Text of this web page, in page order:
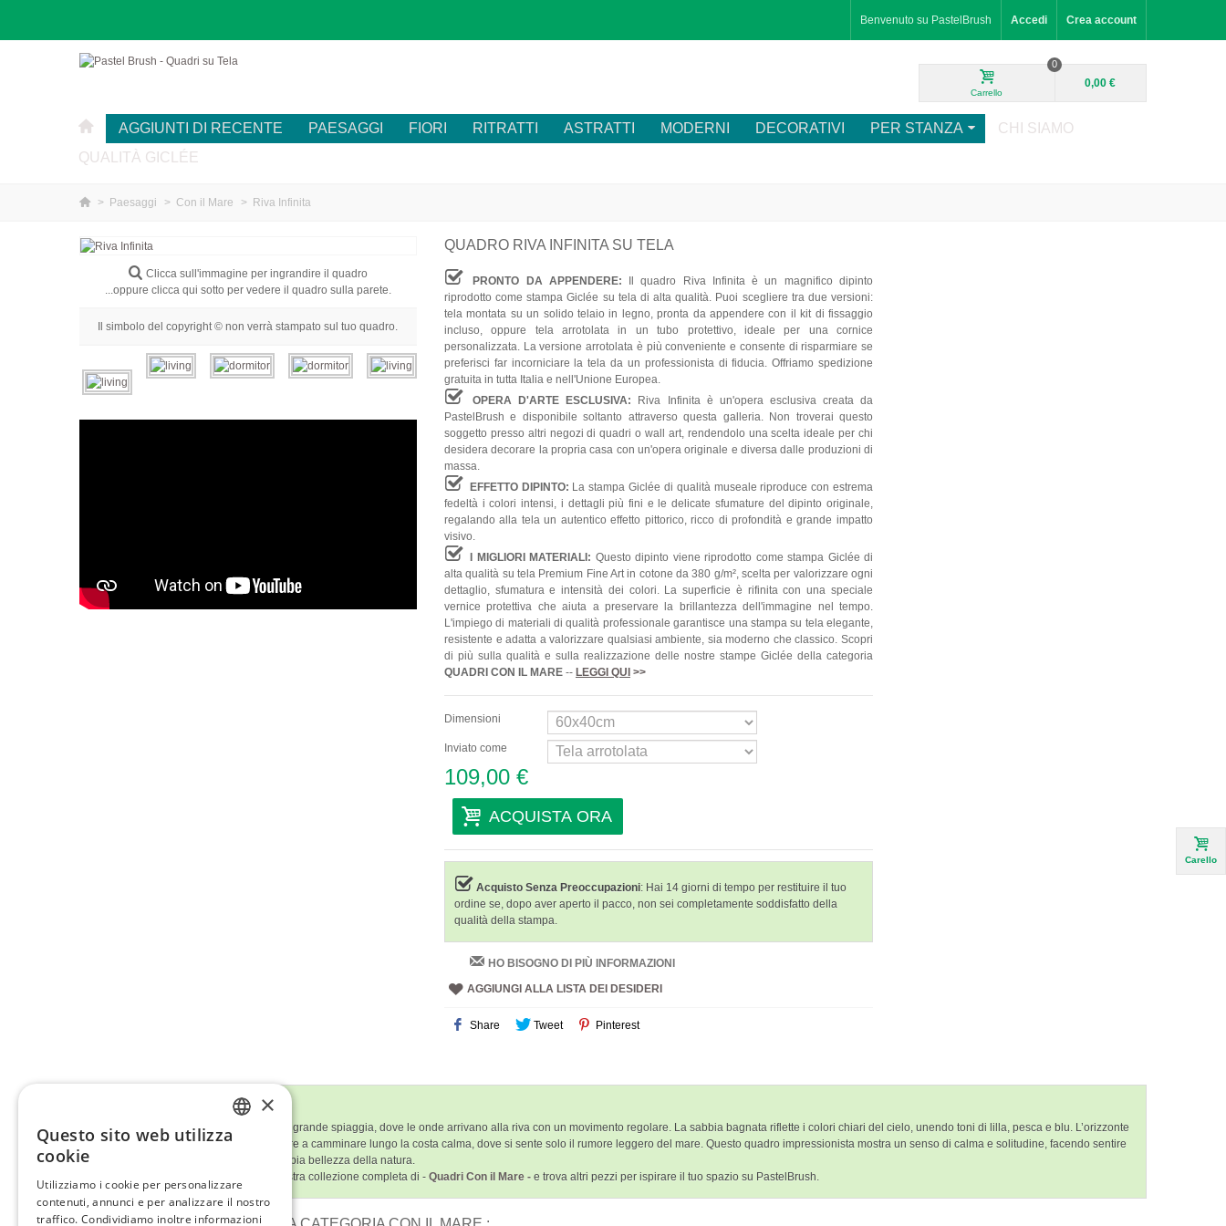
Benvenuto su PastelBrush Accedi Crea account
Carrello
0
0,00 €
AGGIUNTI DI RECENTE PAESAGGI FIORI RITRATTI ASTRATTI MODERNI DECORATIVI PER STANZA
CHI SIAMO
QUALITÀ GICLÉE
> Paesaggi > Con il Mare > Riva Infinita
Clicca sull'immagine per ingrandire il quadro
...oppure clicca qui sotto per vedere il quadro sulla parete.
Il simbolo del copyright © non verrà stampato sul tuo quadro.
QUADRO RIVA INFINITA SU TELA
PRONTO DA APPENDERE:
Il quadro Riva Infinita è un magnifico dipinto
riprodotto come stampa Giclée su tela di alta qualità. Puoi scegliere tra due versioni:
tela montata su un solido telaio in legno, pronta da appendere con il kit di fissaggio
incluso, oppure tela arrotolata in un tubo protettivo, ideale per una cornice
personalizzata. La versione arrotolata è più conveniente e consente di risparmiare se
preferisci far incorniciare la tela da un professionista di fiducia. Offriamo spedizione
gratuita in tutta Italia e nell'Unione Europea.
OPERA D'ARTE ESCLUSIVA:
Riva Infinita è un'opera esclusiva creata da
PastelBrush e disponibile soltanto attraverso questa galleria. Non troverai questo
soggetto presso altri negozi di quadri o wall art, rendendolo una scelta ideale per chi
desidera decorare la propria casa con un'opera originale e diversa dalle produzioni di
massa.
EFFETTO DIPINTO: La stampa Giclée di qualità museale riproduce con estrema
fedeltà i colori intensi, i dettagli più fini e le delicate sfumature del dipinto originale,
regalando alla tela un autentico effetto pittorico, ricco di profondità e grande impatto
visivo.
I MIGLIORI MATERIALI: Questo dipinto viene riprodotto come stampa Giclée di
alta qualità su tela Premium Fine Art in cotone da 380 g/m², scelta per valorizzare ogni
dettaglio, sfumatura e intensità dei colori. La superficie è rifinita con una speciale
vernice protettiva che aiuta a preservare la brillantezza dell'immagine nel tempo.
L'impiego di materiali di qualità professionale garantisce una stampa su tela elegante,
resistente e adatta a valorizzare qualsiasi ambiente, sia moderno che classico. Scopri
di più sulla qualità e sulla realizzazione delle nostre stampe Giclée della categoria
QUADRI CON IL MARE-- LEGGI QUI >>
Dimensioni
Inviato come
109,00 €
ACQUISTA ORA
Acquisto Senza Preoccupazioni: Hai 14 giorni di tempo per restituire il tuo
ordine se, dopo aver aperto il pacco, non sei completamente soddisfatto della
qualità della stampa.
HO BISOGNO DI PIÙ INFORMAZIONI
AGGIUNGI ALLA LISTA DEI DESIDERI
Share Tweet Pinterest
Le dune dorate scendono piano verso la grande spiaggia, dove le onde arrivano alla riva con un movimento regolare. La sabbia bagnata riflette i colori chiari del cielo, unendo toni di lilla, pesca e blu. L’orizzonte
sembra non finire mai e invita lo spettatore a camminare lungo la costa calma, dove si sente solo il rumore leggero del mare. Questo quadro impressionista mostra un senso di calma e solitudine, facendo sentire
chi guarda immerso nella semplice e ampia bellezza della natura.
? Scopri la nostra collezione completa di - Quadri Con il Mare - e trova altri pezzi per ispirare il tuo spazio su PastelBrush.
Carello
GERMAN
×
Questo sito web utilizza
cookie
Utilizziamo i cookie per personalizzare
contenuti, annunci e per analizzare il nostro
traffico. Condividiamo inoltre informazioni